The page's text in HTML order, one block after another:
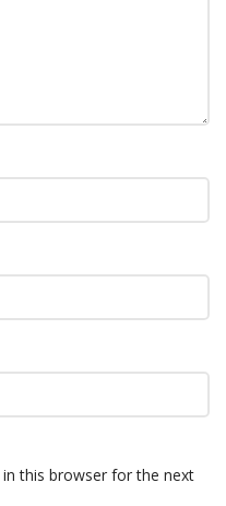
this browser for the next